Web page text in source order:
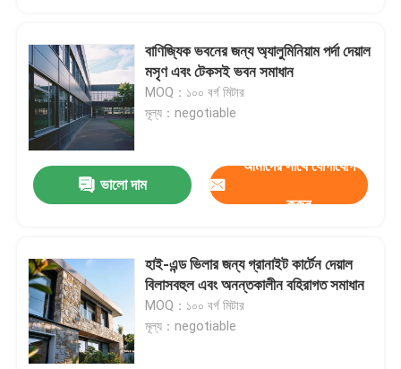
বাণিজ্যিক ভবনের জন্য অ্যালুমিনিয়াম পর্দা দেয়াল
মসৃণ এবং টেকসই ভবন সমাধান
MOQ：১০০ বর্গ মিটার
মূল্য：negotiable
ভালো দাম
আমাদের সাথে যোগাযোগ
করুন
হাই-এন্ড ভিলার জন্য গ্রানাইট কার্টেন দেয়াল
বিলাসবহুল এবং অনন্তকালীন বহিরাগত সমাধান
MOQ：১০০ বর্গ মিটার
মূল্য：negotiable